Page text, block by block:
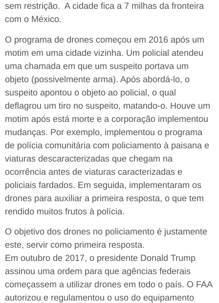
sem restrição. A cidade fica a 7 milhas da fronteira
com o México.
O programa de drones começou em 2016 após um
motim em uma cidade vizinha. Um policial atendeu
uma chamada em que um suspeito portava um
objeto (possivelmente arma). Após abordá-lo, o
suspeito apontou o objeto ao policial, o qual
deflagrou um tiro no suspeito, matando-o. Houve um
motim após está morte e a corporação implementou
mudanças. Por exemplo, implementou o programa
de polícia comunitária com policiamento à paisana e
viaturas descaracterizadas que chegam na
ocorrência antes de viaturas caracterizadas e
policiais fardados. Em seguida, implementaram os
drones para auxiliar a primeira resposta, o que tem
rendido muitos frutos à polícia.
O objetivo dos drones no policiamento é justamente
este, servir como primeira resposta.
Em outubro de 2017, o presidente Donald Trump
assinou uma ordem para que agências federais
começassem a utilizar drones em todo o país. O FAA
autorizou e regulamentou o uso do equipamento